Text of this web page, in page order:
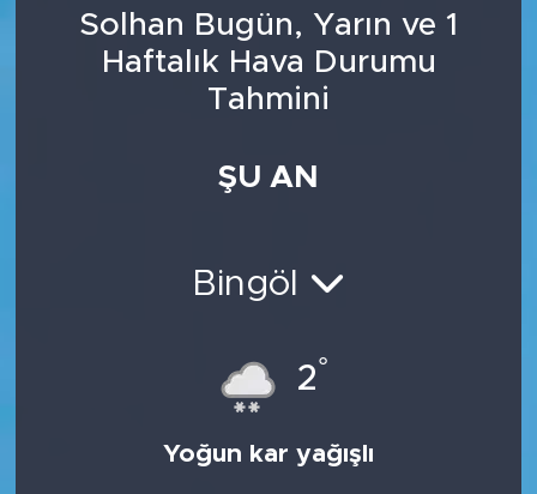
Solhan Bugün, Yarın ve 1
Haftalık Hava Durumu
Tahmini
ŞU AN
Bingöl
2°
Yoğun kar yağışlı
Süper Lig Puan Durumu ve Fikstür
Tüm Manşetler